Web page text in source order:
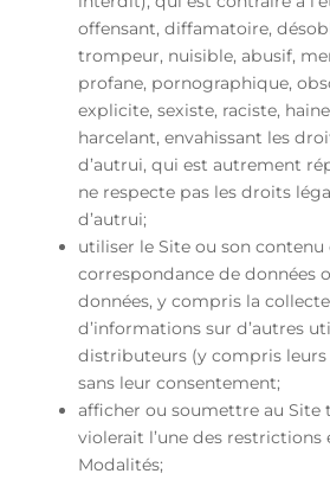
offensant, diffamatoire,
trompeur, nuisible, abusif,
profane, pornographique,
explicite, sexiste, raciste,
harcelant, envahissant les
d’autrui, qui est autrement
ne respecte pas les droits
d’autrui;
utiliser le Site ou son
correspondance de données
données, y compris la
d’informations sur d’autres
distributeurs (y compris leurs
sans leur consentement;
afficher ou soumettre au
violerait l’une des restrictions
Modalités;